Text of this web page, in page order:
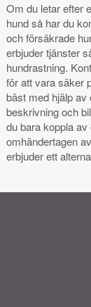
Om du letar efter
hund så har du
och försäkrade
erbjuder tjänster
hundrastning.
för att vara säker
bäst med hjälp av
beskrivning och
du bara koppla
omhändertagen
erbjuder ett